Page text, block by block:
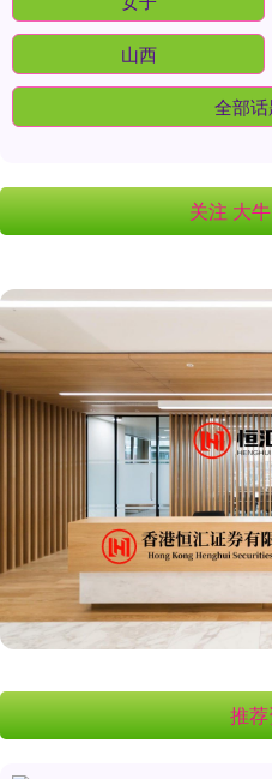
山西
全部
关注 大
推